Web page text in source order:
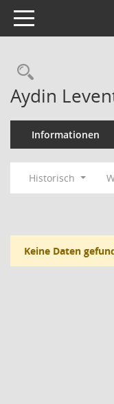
Toggle navigation
Aydin
Informationen
Historisch
Keine Daten